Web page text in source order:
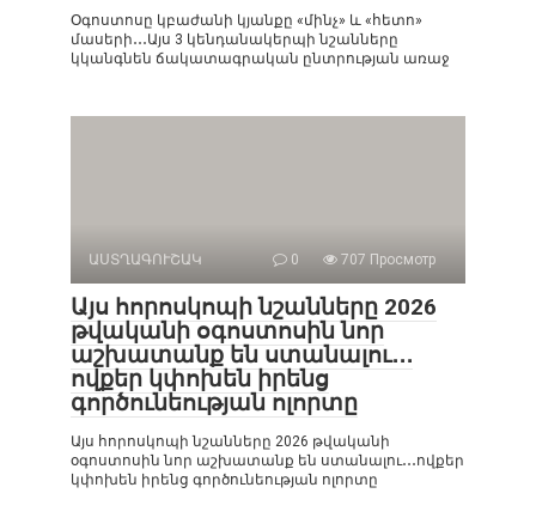
Օգոստոսը կբաժանի կյանքը «մինչ» և «հետո»
մասերի․․․Այս 3 կենդանակերպի նշանները
կկանգնեն ճակատագրական ընտրության առաջ
ԱՍՏՂԱԳՈՒՇԱԿ 0 707 Просмотр
Այս հորոսկոպի նշանները 2026
թվականի օգոստոսին նոր
աշխատանք են ստանալու․․․
ովքեր կփոխեն իրենց
գործունեության ոլորտը
Այս հորոսկոպի նշանները 2026 թվականի
օգոստոսին նոր աշխատանք են ստանալու․․․ովքեր
կփոխեն իրենց գործունեության ոլորտը